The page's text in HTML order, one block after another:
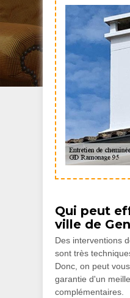
Qui peut
ville de
Des interventions
sont très
Donc, on peut
garantie d'un
complémentaires.